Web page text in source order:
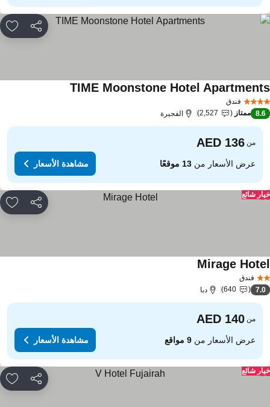
مشاركة
فندق
TIME Moonstone Hotel
8.6 ممتاز 2,527 الفجيرة
من
عرض الأسعار من13 موقعًا مشاهدة الأسعار
مشاركة
شائع
فندق
Mirage
7.0
640 دبا
من
عرض الأسعار من9 مواقع مشاهدة الأسعار
مشاركة
شائع